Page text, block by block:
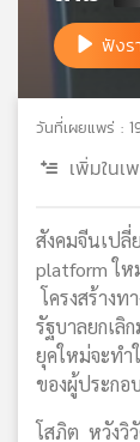
เครือ
เอส
แผนที่
วิทยุ
เครือ
ข่าย
ฟังร
วันที่เผยแพร่ :
เพิ่มในเ
สังคมจีนเปลี่
platform ให
โครงสร้าง
รัฐบาลยกเลิ
ยุคใหม่จะทำ
ของผู้ประกอ
โสภิต หวังวิ